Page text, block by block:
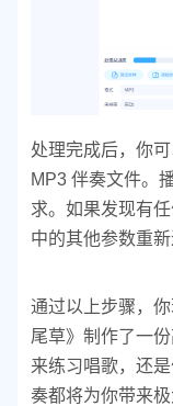
处理完成后，你
MP3 伴奏文件。
求。如果发现有
中的其他参数重新
通过以上步骤，
尾草》制作了一
来练习唱歌，还
奏都将为你带来极